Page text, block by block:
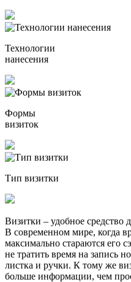
Технологии
нанесения
Формы
визиток
Тип визитки
Визитки – удобное средство
В современном мире, когда
максимально стараются его
не тратить время на запись
листка и ручки. К тому же
больше информации, чем